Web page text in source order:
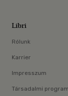
Libri
Rólunk
Karrier
Impresszum
Társadalmi